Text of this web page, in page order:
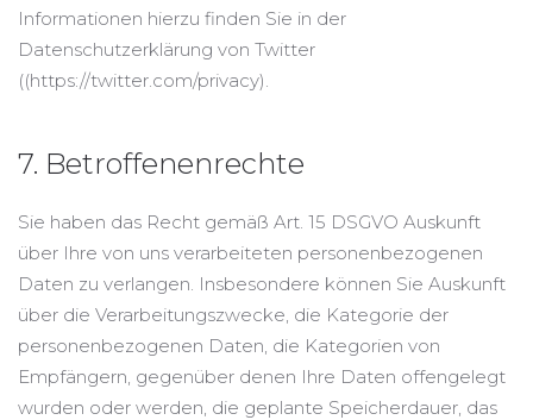
Informationen hierzu finden Sie in der
Datenschutzerklärung von Twitter
((https://twitter.com/privacy).
7. Betroffenenrechte
Sie haben das Recht gemäß Art. 15 DSGVO Auskunft
über Ihre von uns verarbeiteten personenbezogenen
Daten zu verlangen. Insbesondere können Sie Auskunft
über die Verarbeitungszwecke, die Kategorie der
personenbezogenen Daten, die Kategorien von
Empfängern, gegenüber denen Ihre Daten offengelegt
wurden oder werden, die geplante Speicherdauer, das